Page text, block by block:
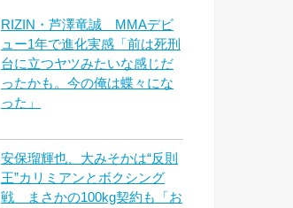
RIZIN・芦澤竜誠 MMAデビ
ュー1年で進化実感「前は死刑
台に立つヤツみたいな感じだ
ったかも。今の俺は蝶々にな
った」
安保瑠輝也、大みそかは“反則
王”カリミアンとボクシング
戦 まさかの100kg契約も「お